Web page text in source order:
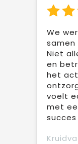
We
samen
Niet
en
het
voelt
met